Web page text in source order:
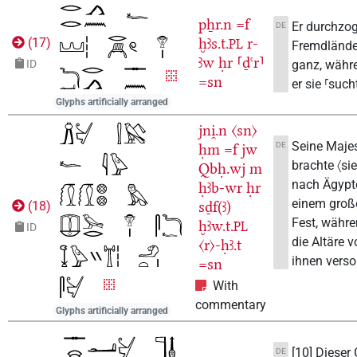
(17)
ID
Glyphs artificially arranged
pẖr.n =f
ḫꜣs.t.PL r-
ꜣw ḥr ⸢ḏꜥr⸣
=sn
DE
Er
ganz,
er sie
(18)
ID
Glyphs artificially arranged
jni̯.n 〈sn〉
ḥm =f jw
Qbḥ.wj m
ḥꜣb-wr ḥr
sḏf(ꜣ)
ḫꜣw.t.PL
〈r〉-ḥꜣ.t
=sn
With
commentary
DE Seine
brachte
nach
einem
Fest,
die Altäre
ihnen
DE
[10] Dieser